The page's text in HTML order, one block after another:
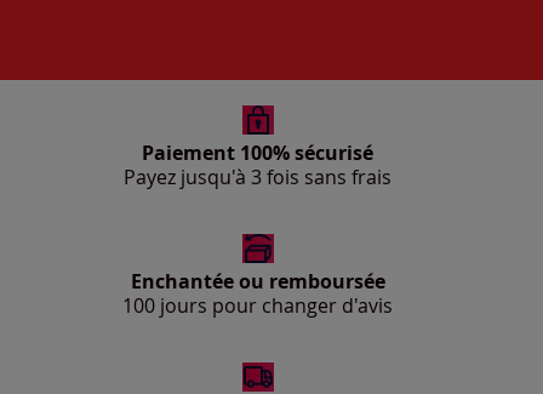
Paiement 100% sécurisé
Payez jusqu'à 3 fois sans frais
Enchantée ou remboursée
100 jours pour changer d'avis